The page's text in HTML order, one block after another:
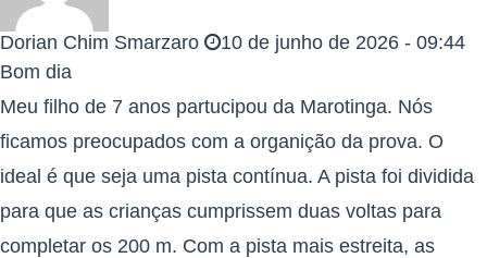
Dorian Chim Smarzaro
10 de junho de 2026 - 09:44
Bom dia
Meu filho de 7 anos partucipou da Marotinga. Nós
ficamos preocupados com a organição da prova. O
ideal é que seja uma pista contínua. A pista foi dividida
para que as crianças cumprissem duas voltas para
completar os 200 m. Com a pista mais estreita, as